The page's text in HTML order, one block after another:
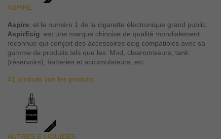
ASPIRE
Aspire , et le numéro 1 de la cigarette électronique grand public.
AspirEcig est une marque chinoise de qualité mondialement
reconnue qui conçoit des accessoires ecig compatibles avec sa
gamme de produits tels que les: Mod, clearomiseurs, tank
(réservoirs), batteries et accumulateurs, etc.
41 produits voir les produits
AUTRES E LIQUIDES